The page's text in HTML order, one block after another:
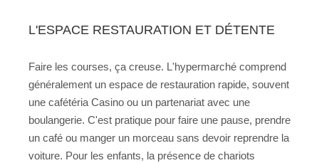
L'ESPACE RESTAURATION ET DÉTENTE
Faire les courses, ça creuse. L'hypermarché comprend
généralement un espace de restauration rapide, souvent
une cafétéria Casino ou un partenariat avec une
boulangerie. C'est pratique pour faire une pause, prendre
un café ou manger un morceau sans devoir reprendre la
voiture. Pour les enfants, la présence de chariots